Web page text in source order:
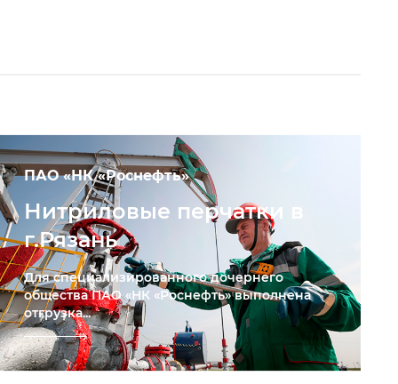
ПАО «НК «Роснефть»
Нитриловые перчатки в
г.Рязань
Для специализированного дочернего
общества ПАО «НК «Роснефть» выполнена
отгрузка...